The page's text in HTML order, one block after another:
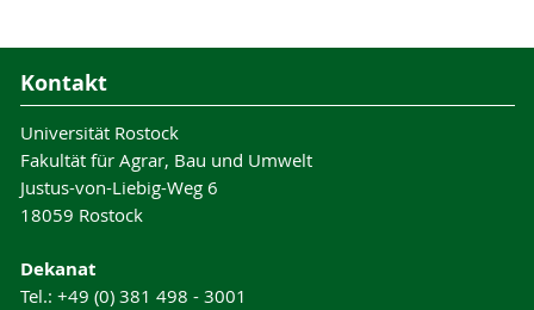
Kontakt
Universität Rostock
Fakultät für Agrar, Bau und Umwelt
Justus-von-Liebig-Weg 6
18059 Rostock
Dekanat
Tel.: +49 (0) 381 498 - 3001